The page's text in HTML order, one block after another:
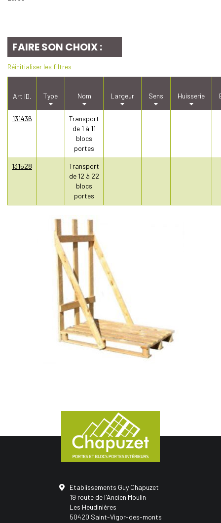
FAIRE SON CHOIX :
Réinitialiser les filtres
Art ID. Type Nom Largeur Sens Huisserie
131436
Transport
de 1 à 11
blocs
portes
131528
Transport
de 12 à 22
blocs
portes
Etablissements Guy Chapuzet
19 route de l'Ancien Moulin
Les Heudinières
50420 Saint-Vigor-des-monts